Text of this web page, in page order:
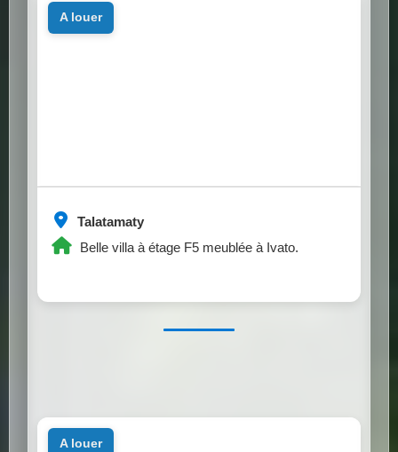
Talatamaty
Belle villa à étage F5 meublée à Ivato.
a louer
a louer